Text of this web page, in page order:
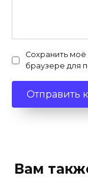
Сохранить моё
браузере для
Вам